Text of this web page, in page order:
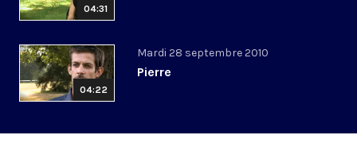
04:31
04:22
Mardi 28 septembre 2010
Pierre